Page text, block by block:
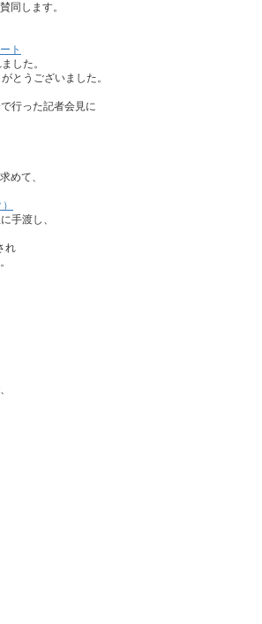
同します。
ト
ました。
とうございました。
行った記者会見に
めて、
手渡し、
れ